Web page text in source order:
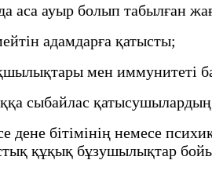
аса ауыр болып табылған
адамдарға қатысты;
мен иммунитетi
қатысушылардың
бітімінің немесе
құқық бұзушылықтар